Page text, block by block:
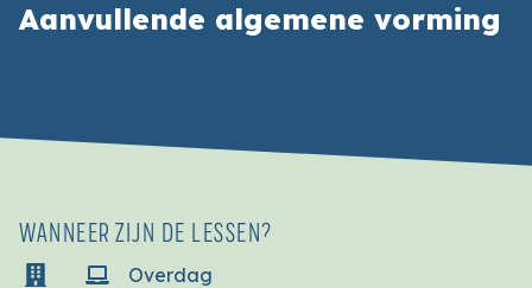
Aanvullende algemene vorming
WANNEER ZIJN DE LESSEN?
Overdag